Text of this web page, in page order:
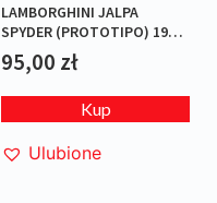
LAMBORGHINI JALPA
SPYDER (PROTOTIPO) 1987
BLUE L.E.1/1000
95,00 zł
Kup
Ulubione